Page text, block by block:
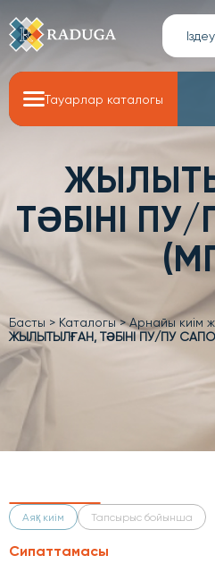
Тауарлар каталогы
ТӘБІНІ
Басты > Каталогы>Арнайы киім
ЖЫЛЫТЫЛҒАН, ТӘБІНІ ПУ/ПУ
Аяқ киім Тапсырыс бойынша
Сипаттамасы